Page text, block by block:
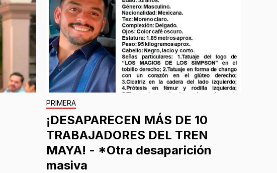
PRIMERA
¡DESAPARECEN MÁS DE 10
TRABAJADORES DEL TREN
MAYA! - *Otra desaparición
masiva